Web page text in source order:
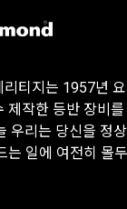
티지는 1957년 요
제작한 등반 장비를
우리는 당신을 정
는 일에 여전히 몰